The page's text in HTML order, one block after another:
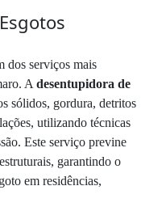
dos serviços mais
A desentupidora de
sólidos, gordura, detritos
utilizando técnicas
Este serviço previne
garantindo o
em residências,